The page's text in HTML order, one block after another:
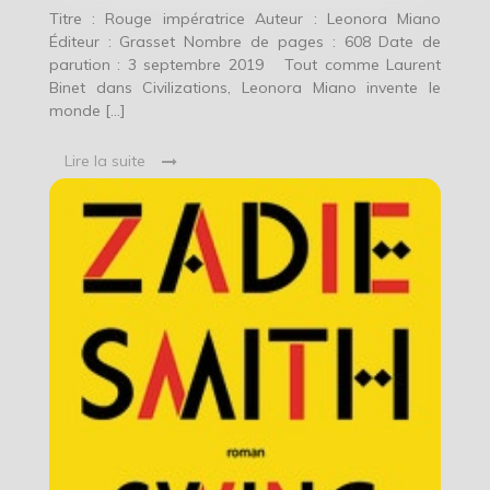
Titre : Rouge impératrice Auteur : Leonora Miano
Éditeur : Grasset Nombre de pages : 608 Date de
parution : 3 septembre 2019 Tout comme Laurent
Binet dans Civilizations, Leonora Miano invente le
monde […]
Lire la suite